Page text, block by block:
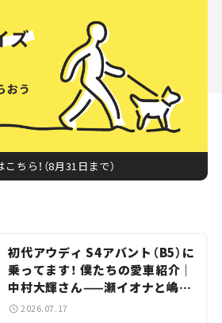
ちら！（8月31日まで）
初代アウディ S4アバント（B5）に
乗ってます！ 僕たちの愛車紹介｜
中村大輝さん——瀬イオナと嶋田
智之の「クルマでざっくばらんば
2026.07.17